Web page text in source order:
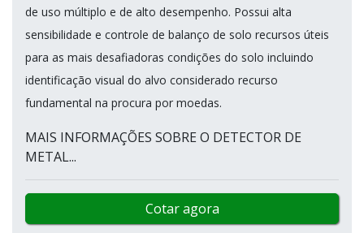
de uso múltiplo e de alto desempenho. Possui alta
sensibilidade e controle de balanço de solo recursos úteis
para as mais desafiadoras condições do solo incluindo
identificação visual do alvo considerado recurso
fundamental na procura por moedas.
MAIS INFORMAÇÕES SOBRE O DETECTOR DE
METAL...
Cotar agora